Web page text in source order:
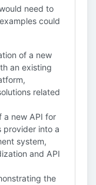
need to
could
of a new
an existing
related
a new API for
into a
system,
and API
the